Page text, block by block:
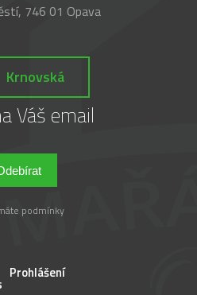
746 01 Opava
Krnovská
Váš email
podmínky
Prohlášení